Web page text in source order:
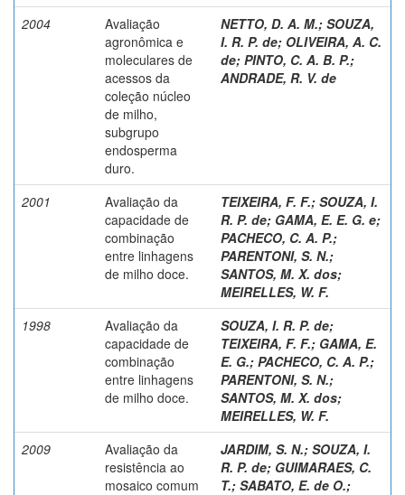
2004
Avaliação
agronômica e
moleculares de
acessos da
coleção núcleo
de milho,
subgrupo
endosperma
duro.
NETTO, D. A. M.; SOUZA,
I. R. P. de; OLIVEIRA, A. C.
de; PINTO, C. A. B. P.;
ANDRADE, R. V. de
2001
Avaliação da
capacidade de
combinação
entre linhagens
de milho doce.
TEIXEIRA, F. F.; SOUZA, I.
R. P. de; GAMA, E. E. G. e;
PACHECO, C. A. P.;
PARENTONI, S. N.;
SANTOS, M. X. dos;
MEIRELLES, W. F.
1998
Avaliação da
capacidade de
combinação
entre linhagens
de milho doce.
SOUZA, I. R. P. de;
TEIXEIRA, F. F.; GAMA, E.
E. G.; PACHECO, C. A. P.;
PARENTONI, S. N.;
SANTOS, M. X. dos;
MEIRELLES, W. F.
2009
Avaliação da
resistência ao
mosaico comum
JARDIM, S. N.; SOUZA, I.
R. P. de; GUIMARAES, C.
T.; SABATO, E. de O.;